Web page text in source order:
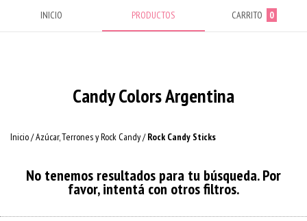
INICIO PRODUCTOS CARRITO 0
Candy Colors Argentina
Inicio/Azúcar, Terrones y Rock Candy/ Rock Candy Sticks
No tenemos resultados para tu búsqueda. Por
favor, intentá con otros filtros.